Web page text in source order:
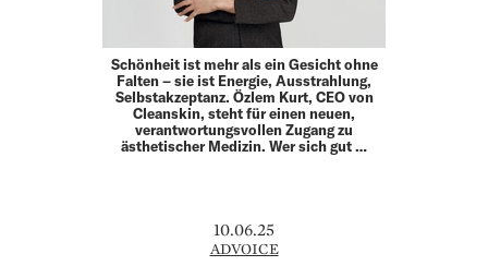
Schönheit ist mehr als ein Gesicht ohne
Falten – sie ist Energie, Ausstrahlung,
Selbstakzeptanz. Özlem Kurt, CEO von
Cleanskin, steht für einen neuen,
verantwortungsvollen Zugang zu
ästhetischer Medizin. Wer sich gut …
10.06.25
ADVOICE